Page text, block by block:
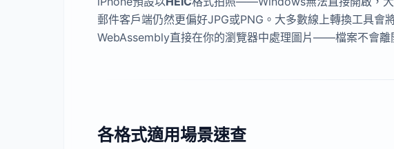
郵件客戶端仍然更偏好JPG或PNG。大多數線上轉換工具會
WebAssembly直接在你的瀏覽器中處理圖片——檔案不會離
各格式適用場景速查